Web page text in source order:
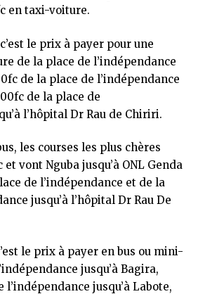
en taxi-voiture.
le prix à payer pour une
de la place de l’indépendance
de la place de l’indépendance
de la place de
l’hôpital Dr Rau de Chiriri.
les courses les plus chères
vont Nguba jusqu’à ONL Genda
de l’indépendance et de la
jusqu’à l’hôpital Dr Rau De
le prix à payer en bus ou mini-
jusqu’à Bagira,
jusqu’à Labote,